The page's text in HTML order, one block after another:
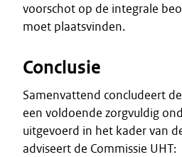
voorschot op de integrale
moet plaatsvinden.
Conclusie
Samenvattend concludeert
een voldoende zorgvuldig
uitgevoerd in het kader van
adviseert de Commissie UHT: